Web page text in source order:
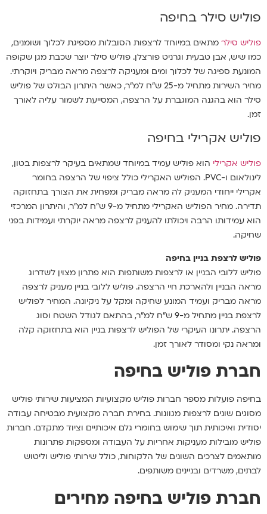
פוליש סילר בחיפה
פוליש סילר מתאים במיוחד לרצפות הסובלות מספיגת לכלוך ושומנים,
כמו שיש, אבן טבעית וגרניט פורצלן. פוליש סילר יוצר שכבת מגן שקופה
המונעת ספיגה של לכלוך ומים ומעניקה לרצפה מראה מבריק ויוקרתי.
מחיר השירות מתחיל מ-25 ש"ח למ"ר, כאשר היתרון הבולט של פוליש
סילר הוא בהגנה המוגברת על הרצפה, המסייעת לשמור עליה לאורך
זמן.
פוליש אקרילי בחיפה
פוליש אקרילי הוא פוליש עמיד במיוחד שמתאים בעיקר לרצפות בטון,
לינולאום ו-PVC. הפוליש האקרילי כולל ציפוי של הרצפה בחומר
אקרילי ייחודי המעניק לה מראה מבריק ומפחית את הצורך בתחזוקה
תדירה. מחיר הפוליש האקרילי מתחיל מ-9 ש"ח למ"ר, והיתרון המרכזי
הוא עמידותו הרבה ויכולתו להעניק לרצפה מראה יוקרתי ועמידות בפני
שחיקה.
פוליש לרצפת בניין בחיפה
פוליש ללובי הבניין או לרצפות משותפות הוא פתרון מצוין לשדרוג
מראה הבניין ולהארכת חיי הרצפה. פוליש ללובי בניין מעניק לרצפה
מראה מבריק ועמיד המונע שחיקה ומקל על ניקיונה. המחיר לפוליש
לרצפת בניין מתחיל מ-9 ש"ח למ"ר, בהתאם לגודל השטח וסוג
הרצפה. יתרונו העיקרי של הפוליש לרצפות בניין הוא בתחזוקה קלה
ומראה נקי ומסודר לאורך זמן.
חברת פוליש בחיפה
בחיפה פועלות מספר חברות פוליש מקצועיות המציעות שירותי פוליש
מסוגים שונים לרצפות מגוונות. בחירת חברה מקצועית מבטיחה עבודה
יסודית ואיכותית תוך שימוש בחומרי גלם איכותיים וציוד מתקדם. חברות
פוליש מובילות מעניקות אחריות על העבודה ומספקות פתרונות
מותאמים לצרכים השונים של הלקוחות, כולל שירותי פוליש וליטוש
לבתים, משרדים ובניינים משותפים.
חברת פוליש בחיפה מחירים